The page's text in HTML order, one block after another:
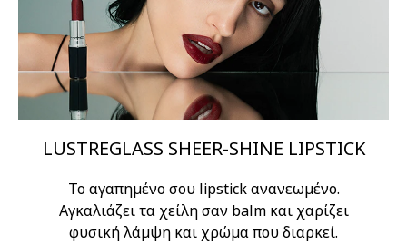
LUSTREGLASS SHEER-SHINE LIPSTICK
Το αγαπημένο σου lipstick ανανεωμένο.
Αγκαλιάζει τα χείλη σαν balm και χαρίζει
φυσική λάμψη και χρώμα που διαρκεί.